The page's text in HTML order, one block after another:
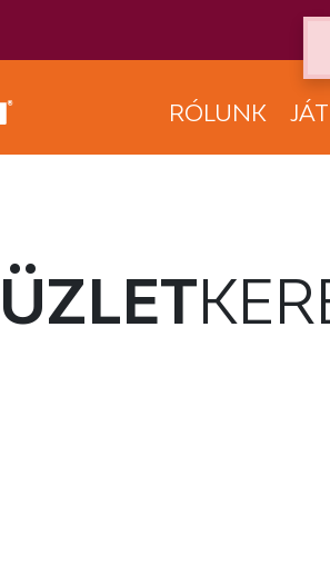
RÓLUNK
ÜZLET